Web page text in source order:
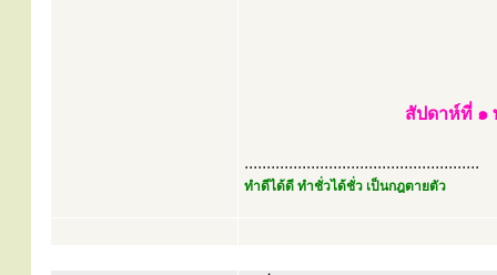
สัปดาห์ที่ ๑
.....................................................
ทำดีได้ดี ทำชั่วได้ชั่ว เป็นกฎตายตัว